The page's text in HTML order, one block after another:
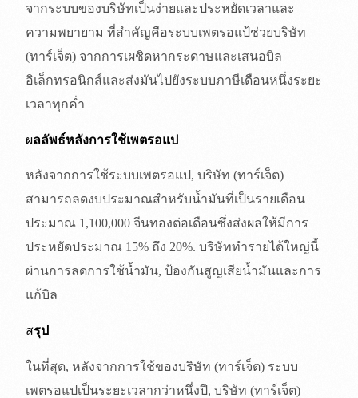
จากระบบของบริษัทเป็นง่ายและประหยัดเวลาและ
ความพยายาม ที่สำคัญคือระบบเพตรอแป้ช่วยบริษัท
(ทาร์เจ็ต) จากการเผชิดหากระดาษและเสนอบิล
อิเล็กทรอนิกส์และส่งมันไปยังระบบภาษีเดือนหนึ่งระยะ
เวลาทุกค่ำ
ผลลัพธ์หลังการใช้เพตรอแป
หลังจากการใช้ระบบเพตรอแป, บริษัท (ทาร์เจ็ต)
สามารถลดงบประมาณสำหรับน้ำมันที่เป็นรายเดือน
ประมาณ 1,100,000 จีนทองต่อเดือนซึ่งส่งผลให้มีการ
ประหยัดประมาณ 15% ถึง 20%. บริษัททำรายได้ใหญ่นี้
ผ่านการลดการใช้น้ำมัน, ป้องกันสูญเสียน้ำมันและการ
แก้บิล
สรุป
ในที่สุด, หลังจากการใช้ของบริษัท (ทาร์เจ็ต) ระบบ
เพตรอแปเป็นระยะเวลากว่าหนึ่งปี, บริษัท (ทาร์เจ็ต)